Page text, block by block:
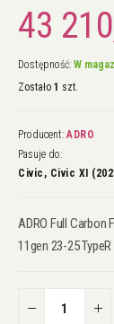
43
Dostępność: W
Zostało 1 szt.
Producent: ADRO
Pasuje do:
Civic, Civic XI
ADRO Full Carbon
11gen 23-25 TypeR